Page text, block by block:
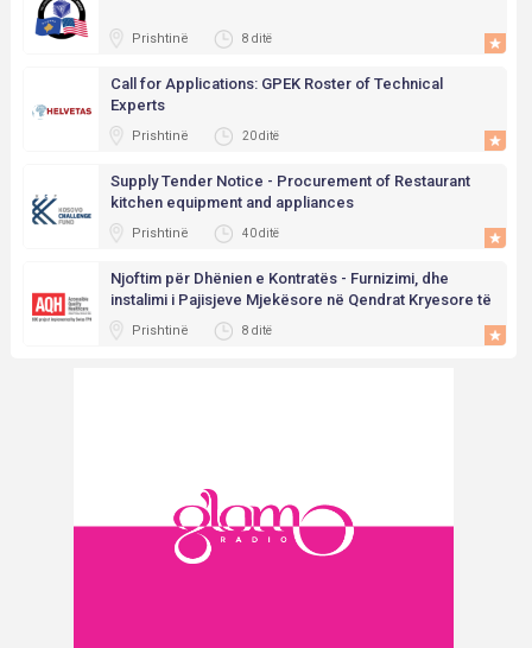
Prishtinë 8 ditë
Call for Applications: GPEK Roster of Technical
Experts
Prishtinë 20 ditë
Supply Tender Notice - Procurement of Restaurant
kitchen equipment and appliances
Prishtinë 40 ditë
Njoftim për Dhënien e Kontratës - Furnizimi, dhe
instalimi i Pajisjeve Mjekësore në Qendrat Kryesore të
Mjekësive Familiare” në Kosovë
Prishtinë 8 ditë